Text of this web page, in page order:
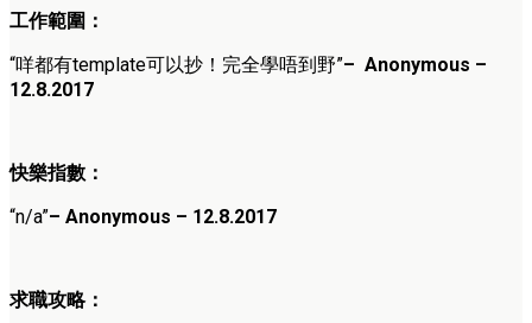
工作範圍：
“咩都有template可以抄！完全學唔到野”– Anonymous –
12.8.2017
快樂指數：
“n/a”– Anonymous – 12.8.2017
求職攻略：